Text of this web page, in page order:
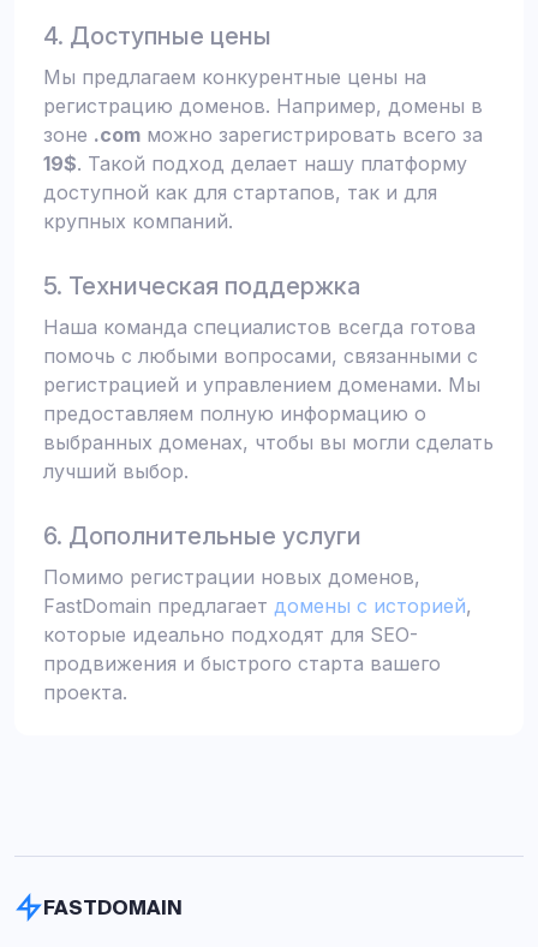
4. Доступные цены
Мы предлагаем конкурентные цены на
регистрацию доменов. Например, домены в
зоне .com можно зарегистрировать всего за
19$. Такой подход делает нашу платформу
доступной как для стартапов, так и для
крупных компаний.
5. Техническая поддержка
Наша команда специалистов всегда готова
помочь с любыми вопросами, связанными с
регистрацией и управлением доменами. Мы
предоставляем полную информацию о
выбранных доменах, чтобы вы могли сделать
лучший выбор.
6. Дополнительные услуги
Помимо регистрации новых доменов,
FastDomain предлагает домены с историей,
которые идеально подходят для SEO-
продвижения и быстрого старта вашего
проекта.
FASTDOMAIN